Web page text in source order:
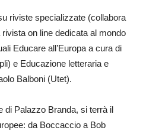
riviste specializzate (collabora
on line dedicata al mondo
Educare all’Europa a cura di
e Educazione letteraria e
Balboni (Utet).
di Palazzo Branda, si terrà il
da Boccaccio a Bob